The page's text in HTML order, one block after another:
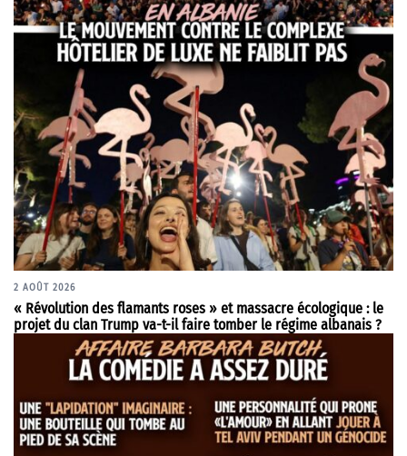
2 AOÛT 2026
« Révolution des flamants roses » et massacre écologique : le
projet du clan Trump va-t-il faire tomber le régime albanais ?